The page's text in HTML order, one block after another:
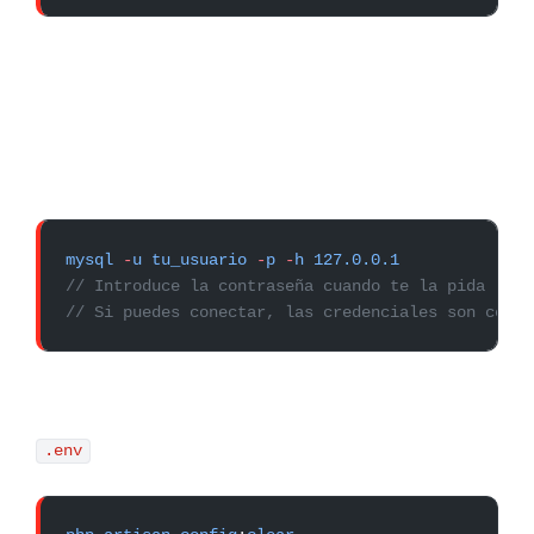
mysql -u tu_usuario -p -h 127.0.0.1
// Introduce la contraseña cuando te la pida
// Si puedes conectar, las credenciales son
.env